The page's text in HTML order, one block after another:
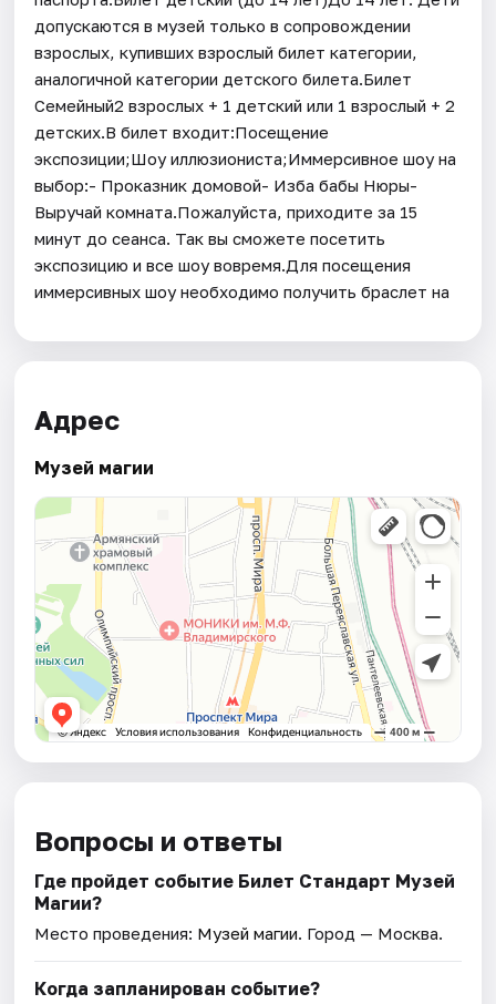
допускаются в музей только в сопровождении
взрослых, купивших взрослый билет категории,
аналогичной категории детского билета.Билет
Семейный2 взрослых + 1 детский или 1 взрослый + 2
детских.В билет входит:Посещение
экспозиции;Шоу иллюзиониста;Иммерсивное шоу на
выбор:- Проказник домовой- Изба бабы Нюры-
Выручай комната.Пожалуйста, приходите за 15
минут до сеанса. Так вы сможете посетить
экспозицию и все шоу вовремя.Для посещения
иммерсивных шоу необходимо получить браслет на
Адрес
Музей магии
Вопросы и ответы
Где пройдет событие Билет Стандарт Музей
Магии?
Место проведения: Музей магии. Город — Москва.
Когда запланирован событие?